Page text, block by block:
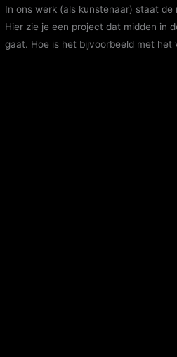
In ons werk (als kunstenaar) staat
Hier zie je een project dat midden in
gaat. Hoe is het bijvoorbeeld met het